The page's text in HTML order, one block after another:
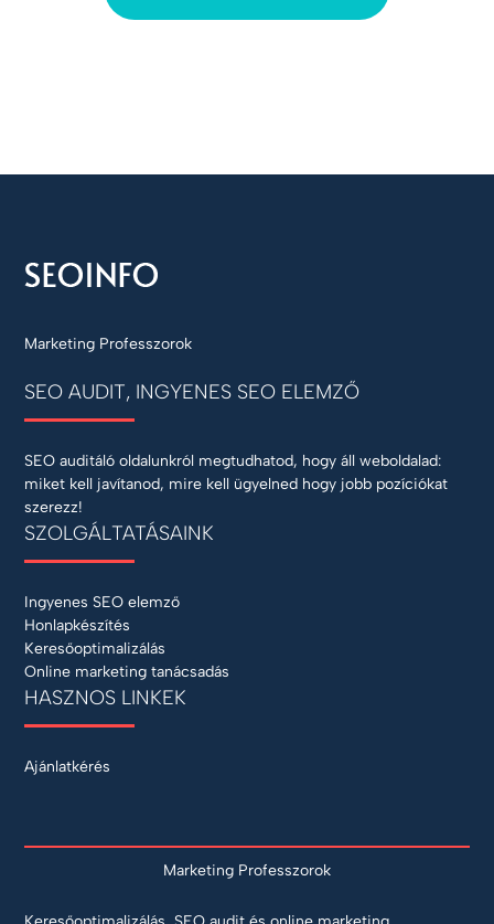
Marketing Professzorok
SEO AUDIT, INGYENES SEO ELEMZŐ
SEO auditáló oldalunkról megtudhatod, hogy áll weboldalad:
miket kell javítanod, mire kell ügyelned hogy jobb pozíciókat
szerezz!
SZOLGÁLTATÁSAINK
Ingyenes SEO elemző
Honlapkészítés
Keresőoptimalizálás
Online marketing tanácsadás
HASZNOS LINKEK
Ajánlatkérés
Marketing Professzorok